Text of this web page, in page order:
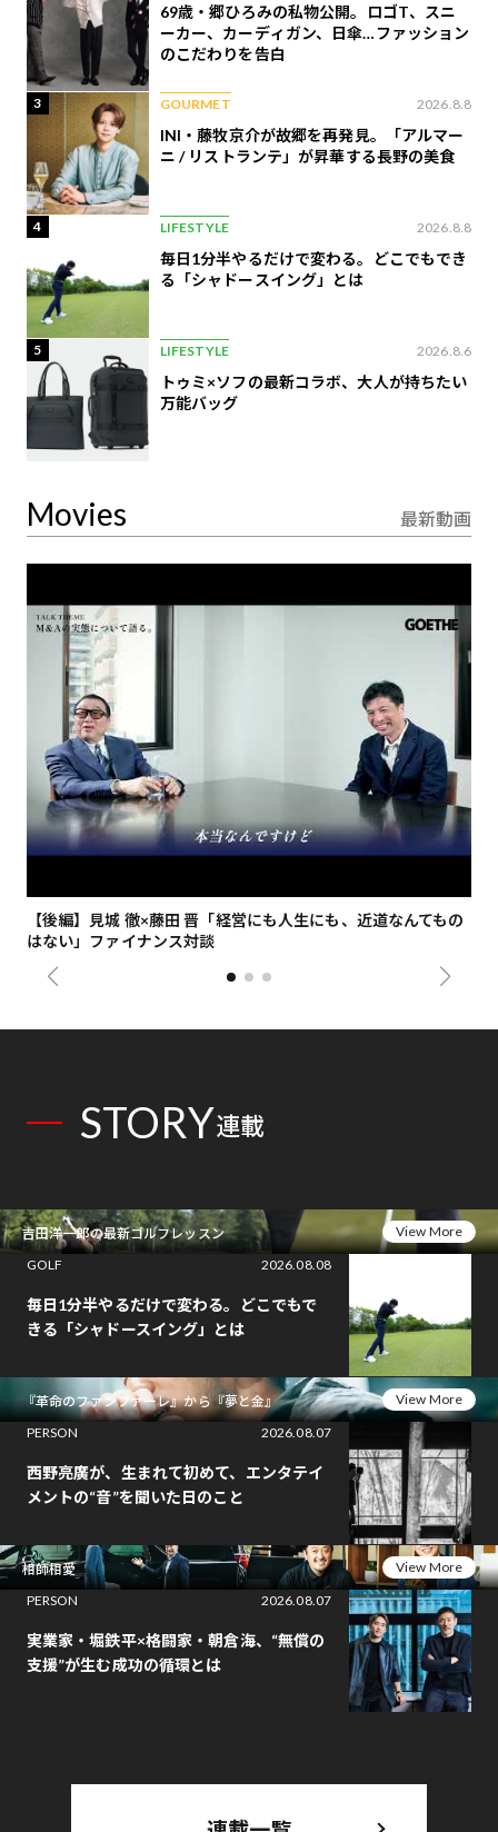
69歳・郷ひろみの私物公開。ロゴT、スニ
ーカー、カーディガン、日傘…ファッション
のこだわりを告白
3 GOURMET 2026.8.8
INI・藤牧京介が故郷を再発見。「アルマー
ニ / リストランテ」が昇華する長野の美食
4 LIFESTYLE 2026.8.8
毎日1分半やるだけで変わる。どこでもでき
る「シャドースイング」とは
5 LIFESTYLE 2026.8.6
トゥミ×ソフの最新コラボ、大人が持ちたい
万能バッグ
Movies 最新動画
【後編】見城 徹×藤田 晋「経営にも人生にも、近道なんてもの
はない」ファイナンス対談
STORY連載
吉田洋一郎の最新ゴルフレッスン
View More
GOLF
2026.08.08
毎日1分半やるだけで変わる。どこでもで
きる「シャドースイング」とは
『革命のファンファーレ』から『夢と金』
View More
PERSON
2026.08.07
西野亮廣が、生まれて初めて、エンタテイ
メントの“音”を聞いた日のこと
相師相愛
View More
PERSON
2026.08.07
実業家・堀鉄平×格闘家・朝倉海、“無償の
支援”が生む成功の循環とは